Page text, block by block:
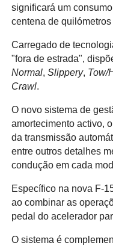
significará um
centena de
Carregado de
"fora de estrada",
Normal, Slippery, Tow/
Crawl.
O novo sistema de
amortecimento activo,
da transmissão
entre outros detalhes
condução em cada
Específico na nova F-
ao combinar as
pedal do acelerador
O sistema é